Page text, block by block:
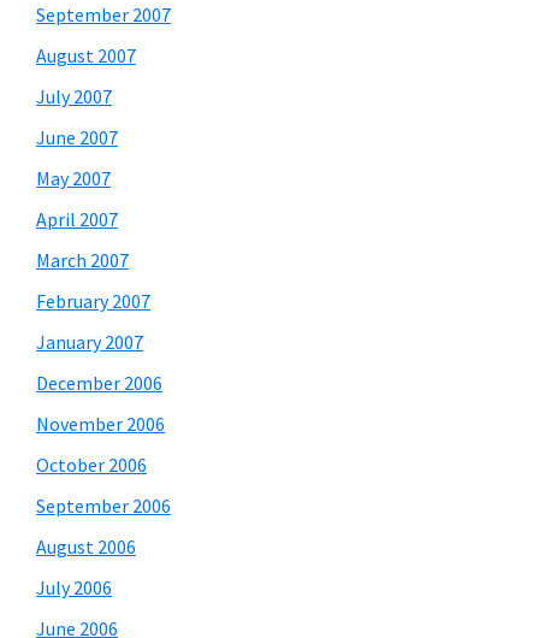
September 2007
August 2007
July 2007
June 2007
May 2007
April 2007
March 2007
February 2007
January 2007
December 2006
November 2006
October 2006
September 2006
August 2006
July 2006
June 2006